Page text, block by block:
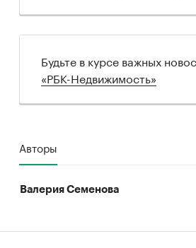
Будьте в курсе важных
«РБК-Недвижимость»
Авторы
Валерия Семенова